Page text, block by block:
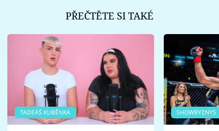
PŘEČTĚTE SI TAKÉ
TADEÁŠ KUBĚNKA SHOWBYZNYS